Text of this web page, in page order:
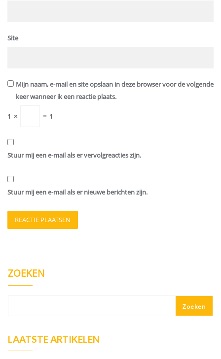
Site
Mijn naam, e-mail en site opslaan in deze browser voor de volgende
keer wanneer ik een reactie plaats.
1 × = 1
Stuur mij een e-mail als er vervolgreacties zijn.
Stuur mij een e-mail als er nieuwe berichten zijn.
ZOEKEN
Zoeken
LAATSTE ARTIKELEN